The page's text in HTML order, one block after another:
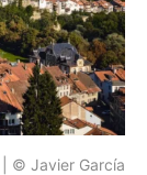
© Javier García